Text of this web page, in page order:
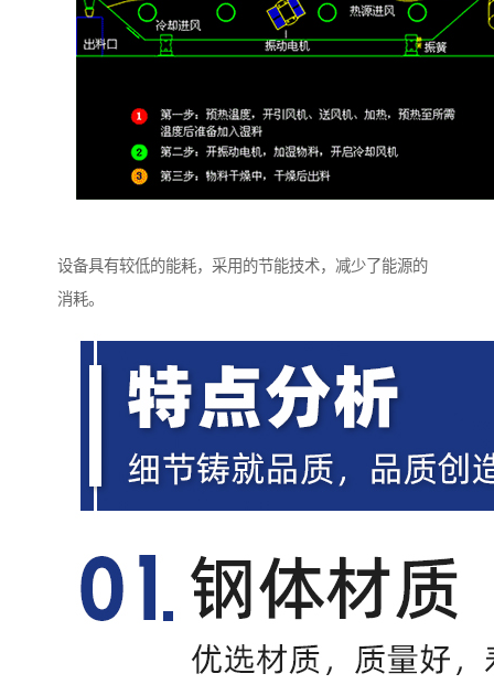
设备具有较低的能耗，采用的节能技术，减少了能源的
消耗。